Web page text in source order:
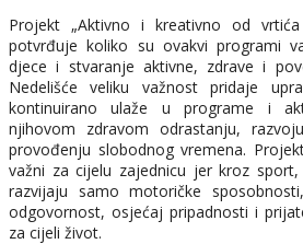
Projekt „Aktivno i kreativno od
potvrđuje koliko su ovakvi programi
djece i stvaranje aktivne, zdrave i
Nedelišće veliku važnost pridaje
kontinuirano ulaže u programe i
njihovom zdravom odrastanju,
provođenju slobodnog vremena.
važni za cijelu zajednicu jer kroz
razvijaju samo motoričke
odgovornost, osjećaj pripadnosti i
za cijeli život.